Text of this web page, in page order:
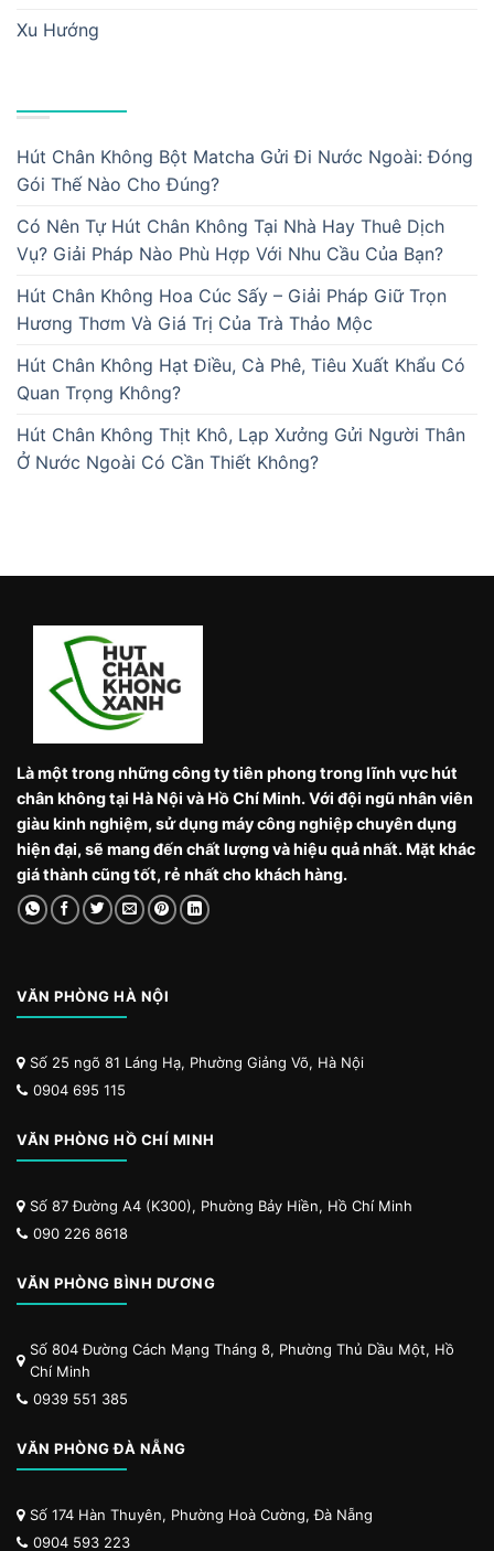
Xu Hướng
Hút Chân Không Bột Matcha Gửi Đi Nước Ngoài: Đóng
Gói Thế Nào Cho Đúng?
Có Nên Tự Hút Chân Không Tại Nhà Hay Thuê Dịch
Vụ? Giải Pháp Nào Phù Hợp Với Nhu Cầu Của Bạn?
Hút Chân Không Hoa Cúc Sấy – Giải Pháp Giữ Trọn
Hương Thơm Và Giá Trị Của Trà Thảo Mộc
Hút Chân Không Hạt Điều, Cà Phê, Tiêu Xuất Khẩu Có
Quan Trọng Không?
Hút Chân Không Thịt Khô, Lạp Xưởng Gửi Người Thân
Ở Nước Ngoài Có Cần Thiết Không?
Là một trong những công ty tiên phong trong lĩnh vực hút
chân không tại Hà Nội và Hồ Chí Minh. Với đội ngũ nhân viên
giàu kinh nghiệm, sử dụng máy công nghiệp chuyên dụng
hiện đại, sẽ mang đến chất lượng và hiệu quả nhất. Mặt khác
giá thành cũng tốt, rẻ nhất cho khách hàng.
VĂN PHÒNG HÀ NỘI
Số 25 ngõ 81 Láng Hạ, Phường Giảng Võ, Hà Nội
0904 695 115
VĂN PHÒNG HỒ CHÍ MINH
Số 87 Đường A4 (K300), Phường Bảy Hiền, Hồ Chí Minh
090 226 8618
VĂN PHÒNG BÌNH DƯƠNG
Số 804 Đường Cách Mạng Tháng 8, Phường Thủ Dầu Một, Hồ
Chí Minh
0939 551 385
VĂN PHÒNG ĐÀ NẴNG
Số 174 Hàn Thuyên, Phường Hoà Cường, Đà Nẵng
0904 593 223